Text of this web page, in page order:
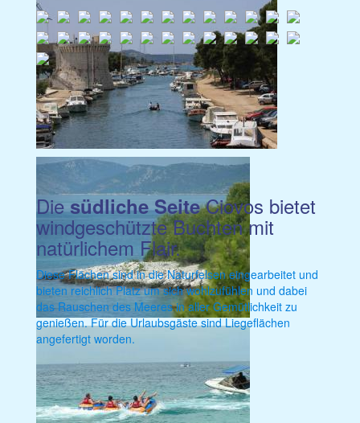
Diesüdliche SeiteCiovos bietet
windgeschützte Buchten mit
natürlichem Flair.
Diese Flächen sind in die Naturfelsen eingearbeitet und
bieten reichlich Platz um sich wohlzufühlen und dabei
das Rauschen des Meeres in aller Gemütlichkeit zu
genießen. Für die Urlaubsgäste sind Liegeflächen
angefertigt worden.